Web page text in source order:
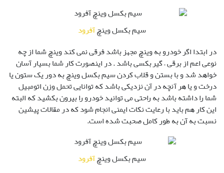
سیم بکسل وینچآفرود
در ابتدا اگر خودرو به وینچ مجهز باشد فرقی نمی کند وینچ شما از چه
نوعی اعم از برقی – گیربکسی باشد . در اینصورت کار شما بسیار آسان
خواهد شد و با بستن و قلاب کردن سیم بکسل وینچ به دور یک ستون یا
درخت و یا هر آنچه در آن نزدیکی باشد که توانایی تحمل وزن اتومبیل
شما را داشته باشد به راحتی می توانید خودرو را بیرون بکشید که البته
این کار هم باید با رعایت نکات ایمنی انجام شود که در مقالات پیشین
نسبت به آن به طور کامل صحبت شده است.
سیم بکسل وینچآفرود